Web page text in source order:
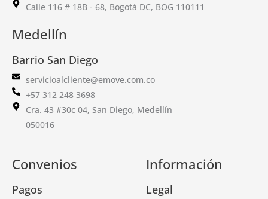
Calle 116 # 18B - 68, Bogotá DC, BOG 110111
Medellín
Barrio San Diego
servicioalcliente@emove.com.co
+57 312 248 3698
Cra. 43 #30c 04, San Diego, Medellín
050016
Convenios
Pagos
Información
Legal